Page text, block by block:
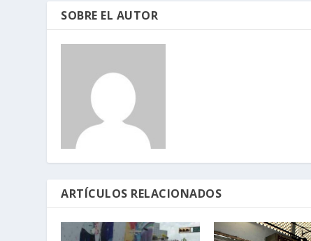
SOBRE EL AUTOR
ARTÍCULOS RELACIONADOS